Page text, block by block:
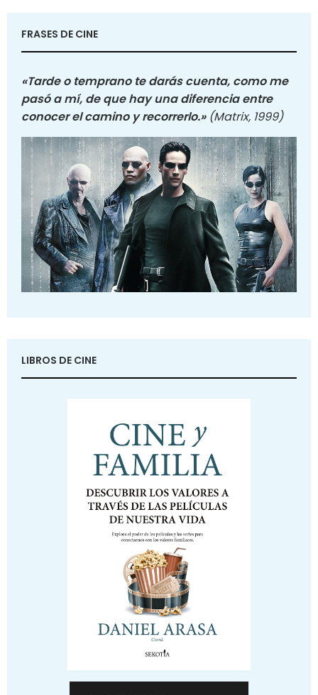
FRASES DE CINE
«Tarde o temprano te darás cuenta, como me
pasó a mí, de que hay una diferencia entre
conocer el camino y recorrerlo.» (Matrix, 1999)
LIBROS DE CINE